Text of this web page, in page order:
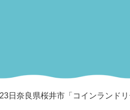
日奈良県桜井市「コインランド